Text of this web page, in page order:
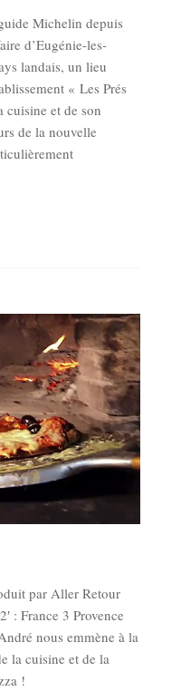
Michelin depuis
d’Eugénie-les-
landais, un lieu
« Les Prés
cuisine et de son
de la nouvelle
par Aller Retour
: France 3 Provence
nous emmène à la
la cuisine et de la
!